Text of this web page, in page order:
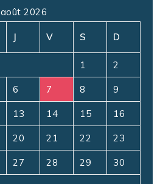
août 2026
J V S D
1 2
6 7 8 9
13 14 15 16
20 21 22 23
27 28 29 30